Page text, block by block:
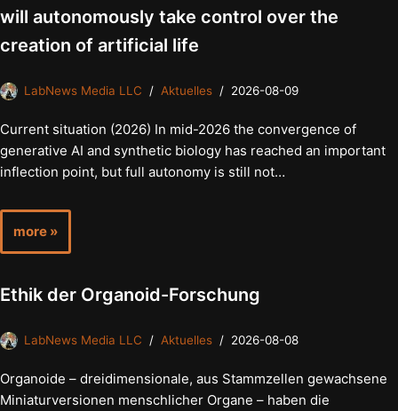
will autonomously take control over the
creation of artificial life
LabNews Media LLC Aktuelles 2026-08-09
Current situation (2026) In mid-2026 the convergence of
generative AI and synthetic biology has reached an important
inflection point, but full autonomy is still not…
more »
Ethik der Organoid-Forschung
LabNews Media LLC Aktuelles 2026-08-08
Organoide – dreidimensionale, aus Stammzellen gewachsene
Miniaturversionen menschlicher Organe – haben die